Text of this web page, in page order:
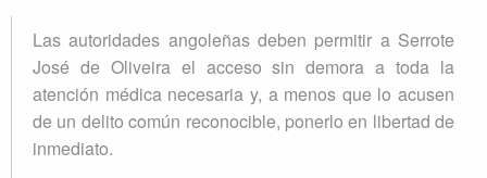
Las autoridades angoleñas deben permitir a Serrote
José de Oliveira el acceso sin demora a toda la
atención médica necesaria y, a menos que lo acusen
de un delito común reconocible, ponerlo en libertad de
inmediato.